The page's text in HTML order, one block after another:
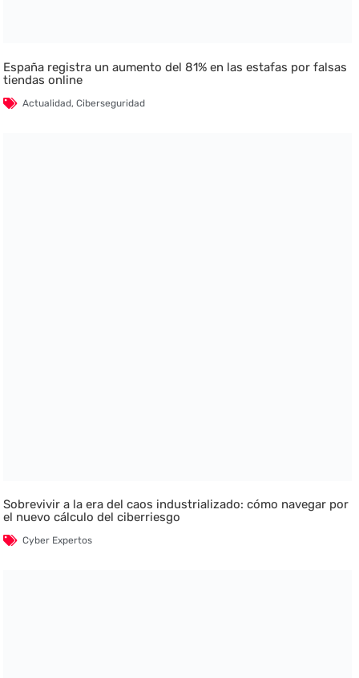
España registra un aumento del 81% en las estafas por falsas
tiendas online
Actualidad,Ciberseguridad
Sobrevivir a la era del caos industrializado: cómo navegar por
el nuevo cálculo del ciberriesgo
Cyber Expertos